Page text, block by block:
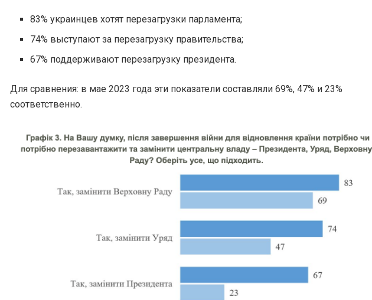
83% украинцев хотят перезагрузки парламента;
74% выступают за перезагрузку правительства;
67% поддерживают перезагрузку президента.
Для сравнения: в мае 2023 года эти показатели составляли 69%, 47% и 23%
соответственно.